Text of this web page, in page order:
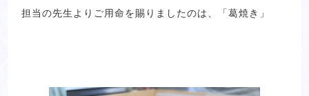
担当の先生よりご用命を賜りましたのは、「葛焼き」